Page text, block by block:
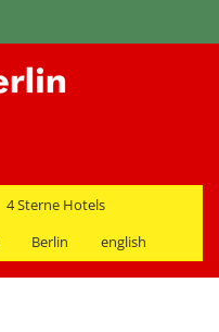
4 Sterne Hotels
Berlin english